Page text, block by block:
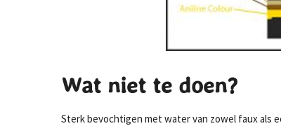
Wat niet te doen?
Sterk bevochtigen met water van zowel faux als